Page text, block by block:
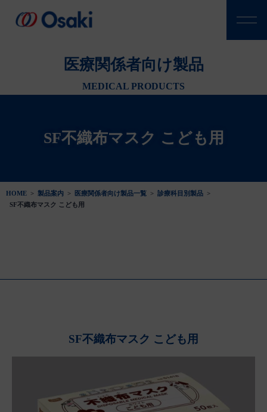
医療関係者向け製品
MEDICAL PRODUCTS
SF不織布マスク こども用
HOME > 製品案内 > 医療関係者向け製品一覧 > 診療科目別製品 >
SF不織布マスク こども用
SF不織布マスク こども用